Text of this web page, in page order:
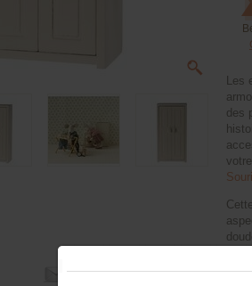
Les
des